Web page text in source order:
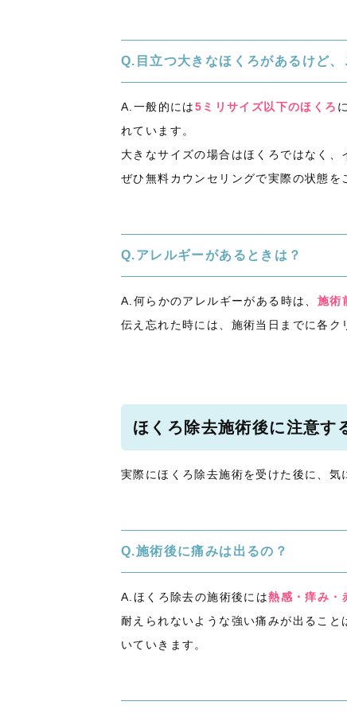
Q.目立つ大きなほくろがあるけど、
A.一般的には5ミリサイズ以下のほくろ
れています。
大きなサイズの場合はほくろではなく、
ぜひ無料カウンセリングで実際の状態を
Q.アレルギーがあるときは？
A.何らかのアレルギーがある時は、 施術
伝え忘れた時には、施術当日までに各ク
ほくろ除去施術後に注意す
実際にほくろ除去施術を受けた後に、気
Q.施術後に痛みは出るの？
A.ほくろ除去の施術後には熱感・痒み・
耐えられないような強い痛みが出るこ
いていきます。